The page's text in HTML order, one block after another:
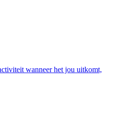
wanneer het jou uitkomt,